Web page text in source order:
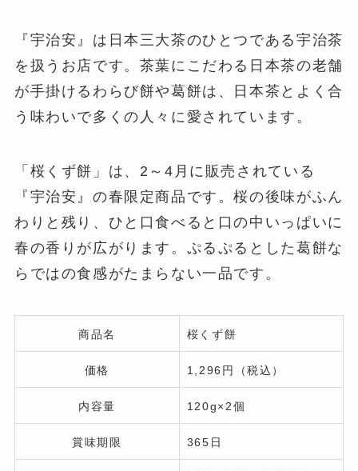
『宇治安』は日本三大茶のひとつである宇治茶
を扱うお店です。茶葉にこだわる日本茶の老舗
が手掛けるわらび餅や葛餅は、日本茶とよく合
う味わいで多くの人々に愛されています。
「桜くず餅」は、2～4月に販売されている
『宇治安』の春限定商品です。桜の後味がふん
わりと残り、ひと口食べると口の中いっぱいに
春の香りが広がります。ぷるぷるとした葛餅な
らではの食感がたまらない一品です。
商品名 桜くず餅
価格 1,296円（税込）
内容量 120g×2個
賞味期限 365日